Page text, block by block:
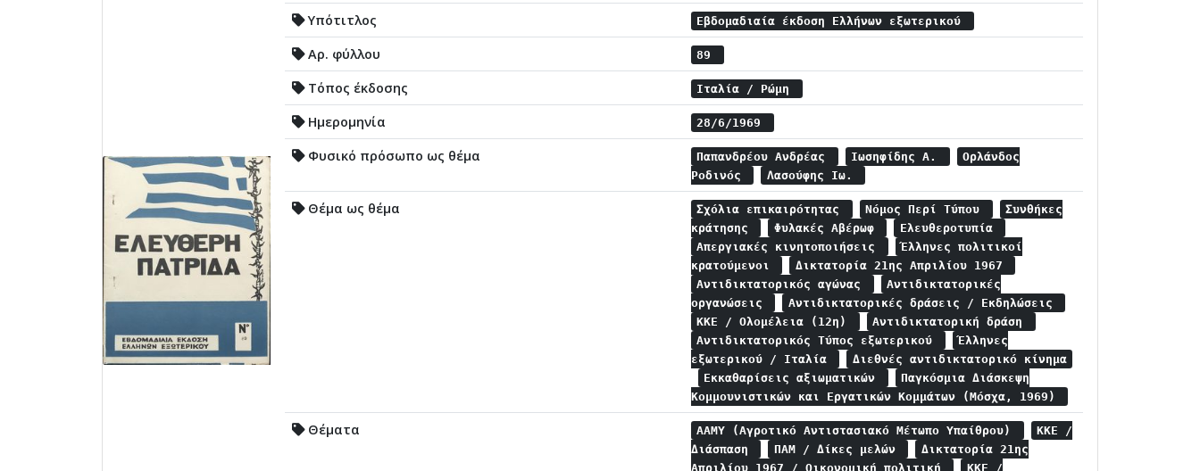
Υπότιτλος Εβδομαδιαία έκδοση Ελλήνων εξωτερικού
Αρ. φύλλου 89
Τόπος έκδοσης Ιταλία / Ρώμη
Ημερομηνία 28/6/1969
Φυσικό πρόσωπο ως θέμα Παπανδρέου Ανδρέας Ιωσηφίδης Α.
Ορλάνδος
Ροδινός
Λασούφης Ιω.
Θέμα ως θέμα Σχόλια επικαιρότητας Νόμος Περί Τύπου
Συνθήκες
κράτησης
Φυλακές Αβέρωφ
Ελευθεροτυπία
Απεργιακές κινητοποιήσεις
Έλληνες πολιτικοί
κρατούμενοι
Δικτατορία 21ης Απριλίου 1967
Αντιδικτατορικός αγώνας
Αντιδικτατορικές
οργανώσεις
Αντιδικτατορικές δράσεις / Εκδηλώσεις
ΚΚΕ / Ολομέλεια (12η)
Αντιδικτατορική δράση
Αντιδικτατορικός Τύπος εξωτερικού
Έλληνες
εξωτερικού / Ιταλία
Διεθνές αντιδικτατορικό κίνημα
Εκκαθαρίσεις αξιωματικών
Παγκόσμια Διάσκεψη
Κομμουνιστικών και Εργατικών Κομμάτων (Μόσχα, 1969)
Θέματα ΑΑΜΥ (Αγροτικό Αντιστασιακό Μέτωπο Υπαίθρου)
ΚΚΕ /
Διάσπαση
ΠΑΜ / Δίκες μελών
Δικτατορία 21ης
Απριλίου 1967 / Οικονομική πολιτική
ΚΚΕ /